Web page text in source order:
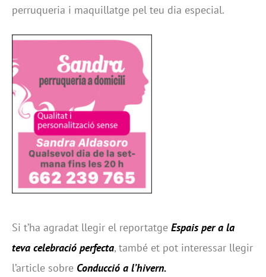
perruqueria i maquillatge pel teu dia especial.
Si t’ha agradat llegir el reportatge Espais per a la
teva celebració perfecta, també et pot interessar llegir
l’article sobre Conducció a l’hivern.